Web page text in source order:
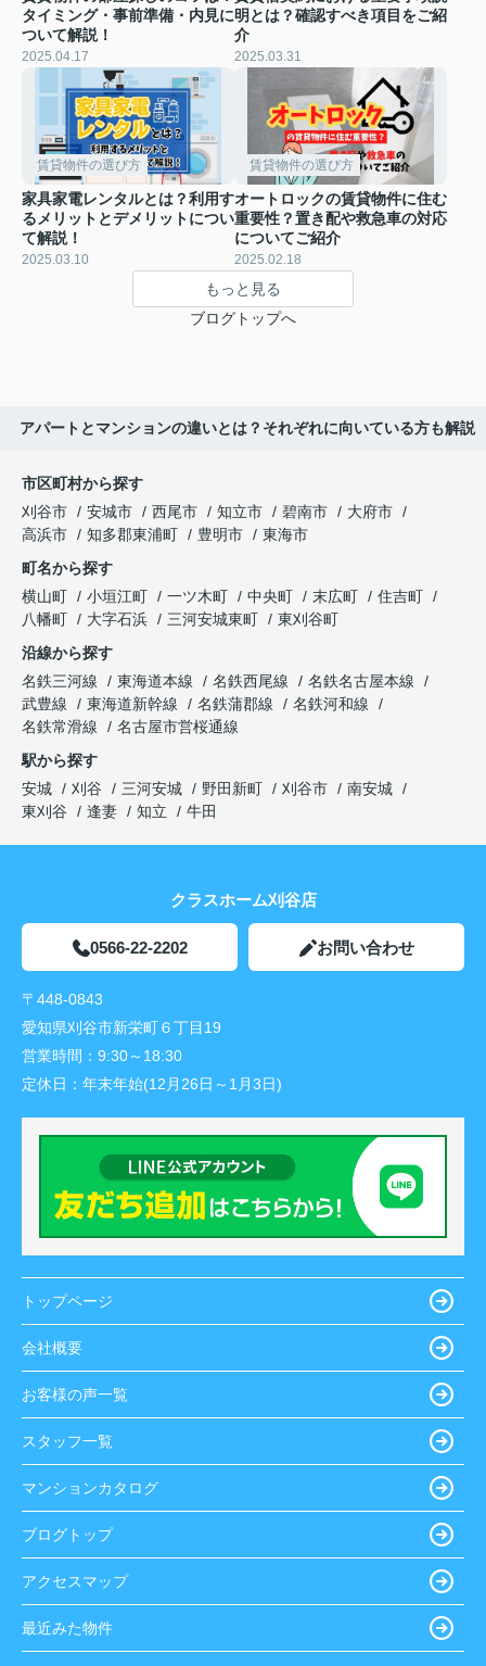
タイミング・事前準備・内見に
ついて解説！
2025.04.17
明とは？確認すべき項目をご紹
介
2025.03.31
賃貸物件の選び方
家具家電レンタルとは？利用す
るメリットとデメリットについ
て解説！
2025.03.10
賃貸物件の選び方
オートロックの賃貸物件に住む
重要性？置き配や救急車の対応
についてご紹介
2025.02.18
もっと見る
ブログトップへ
アパートとマンションの違いとは？それぞれに向いている方も解説
市区町村から探す
刈谷市
安城市 西尾市 知立市 碧南市
大府市
高浜市
知多郡東浦町 豊明市
東海市
町名から探す
横山町
小垣江町 一ツ木町 中央町 末広町
住吉町
八幡町
大字石浜 三河安城東町
東刈谷町
沿線から探す
名鉄三河線
東海道本線 名鉄西尾線
名鉄名古屋本線
武豊線
東海道新幹線 名鉄蒲郡線
名鉄河和線
名鉄常滑線
名古屋市営桜通線
駅から探す
安城
刈谷 三河安城 野田新町 刈谷市
南安城
東刈谷
逢妻 知立 牛田
クラスホーム刈谷店
0566-22-2202 お問い合わせ
〒448-0843
愛知県刈谷市新栄町６丁目19
営業時間： 9:30～18:30
定休日： 年末年始(12月26日～1月3日)
トップページ
会社概要
お客様の声一覧
スタッフ一覧
マンションカタログ
ブログトップ
アクセスマップ
最近みた物件